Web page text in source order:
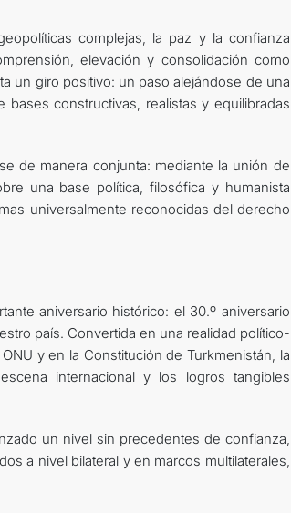
complejas, la paz y la confianza
elevación y consolidación como
un giro positivo: un paso alejándose de una
constructivas, realistas y equilibradas
de manera conjunta: mediante la unión de
una base política, filosófica y humanista
universalmente reconocidas del derecho
aniversario histórico: el 30.º aniversario
país. Convertida en una realidad político-
y en la Constitución de Turkmenistán, la
internacional y los logros tangibles
un nivel sin precedentes de confianza,
a nivel bilateral y en marcos multilaterales,